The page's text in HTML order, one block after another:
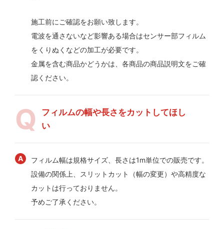
施工前にご確認をお願い致します。
電波を通さないなど影響ある場合はセンサー部フィルム
をくりぬくなどの加工が必要です。
金属を含む商品かどうかは、各商品の商品説明文をご確
認ください。
フィルムの幅や長さをカットしてほし
い
フィルム幅は規格サイズ、長さは1m単位での販売です。
設備の関係上、スリットカット（幅の変更）や高精度な
カットは行っておりません。
予めご了承ください。